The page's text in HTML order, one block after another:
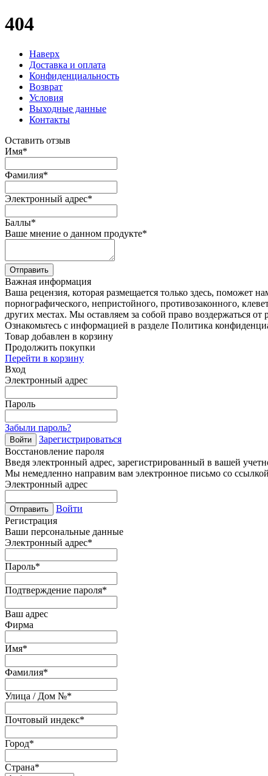
404
Наверх
Доставка и оплата
Конфиденциальность
Возврат
Условия
Выходные данные
Контакты
Оставить отзыв
Имя*
Фамилия*
Электронный адрес*
Баллы*
Ваше мнение о данном продукте*
Отправить
Важная информация
Ваша рецензия, которая размещается только здесь, поможет
порнографического, непристойного, противозаконного,
других местах. Мы оставляем за собой право воздержаться
Ознакомьтесь с информацией в разделе Политика
Товар добавлен в корзину
Продолжить покупки
Перейти в корзину
Вход
Электронный адрес
Пароль
Забыли пароль?
Войти
Зарегистрироваться
Восстановление пароля
Введя электронный адрес, зарегистрированный в вашей
Мы немедленно направим вам электронное письмо со
Электронный адрес
Отправить
Войти
Регистрация
Ваши персональные данные
Электронный адрес*
Пароль*
Подтверждение пароля*
Ваш адрес
Фирма
Имя*
Фамилия*
Улица / Дом №*
Почтовый индекс*
Город*
Страна*